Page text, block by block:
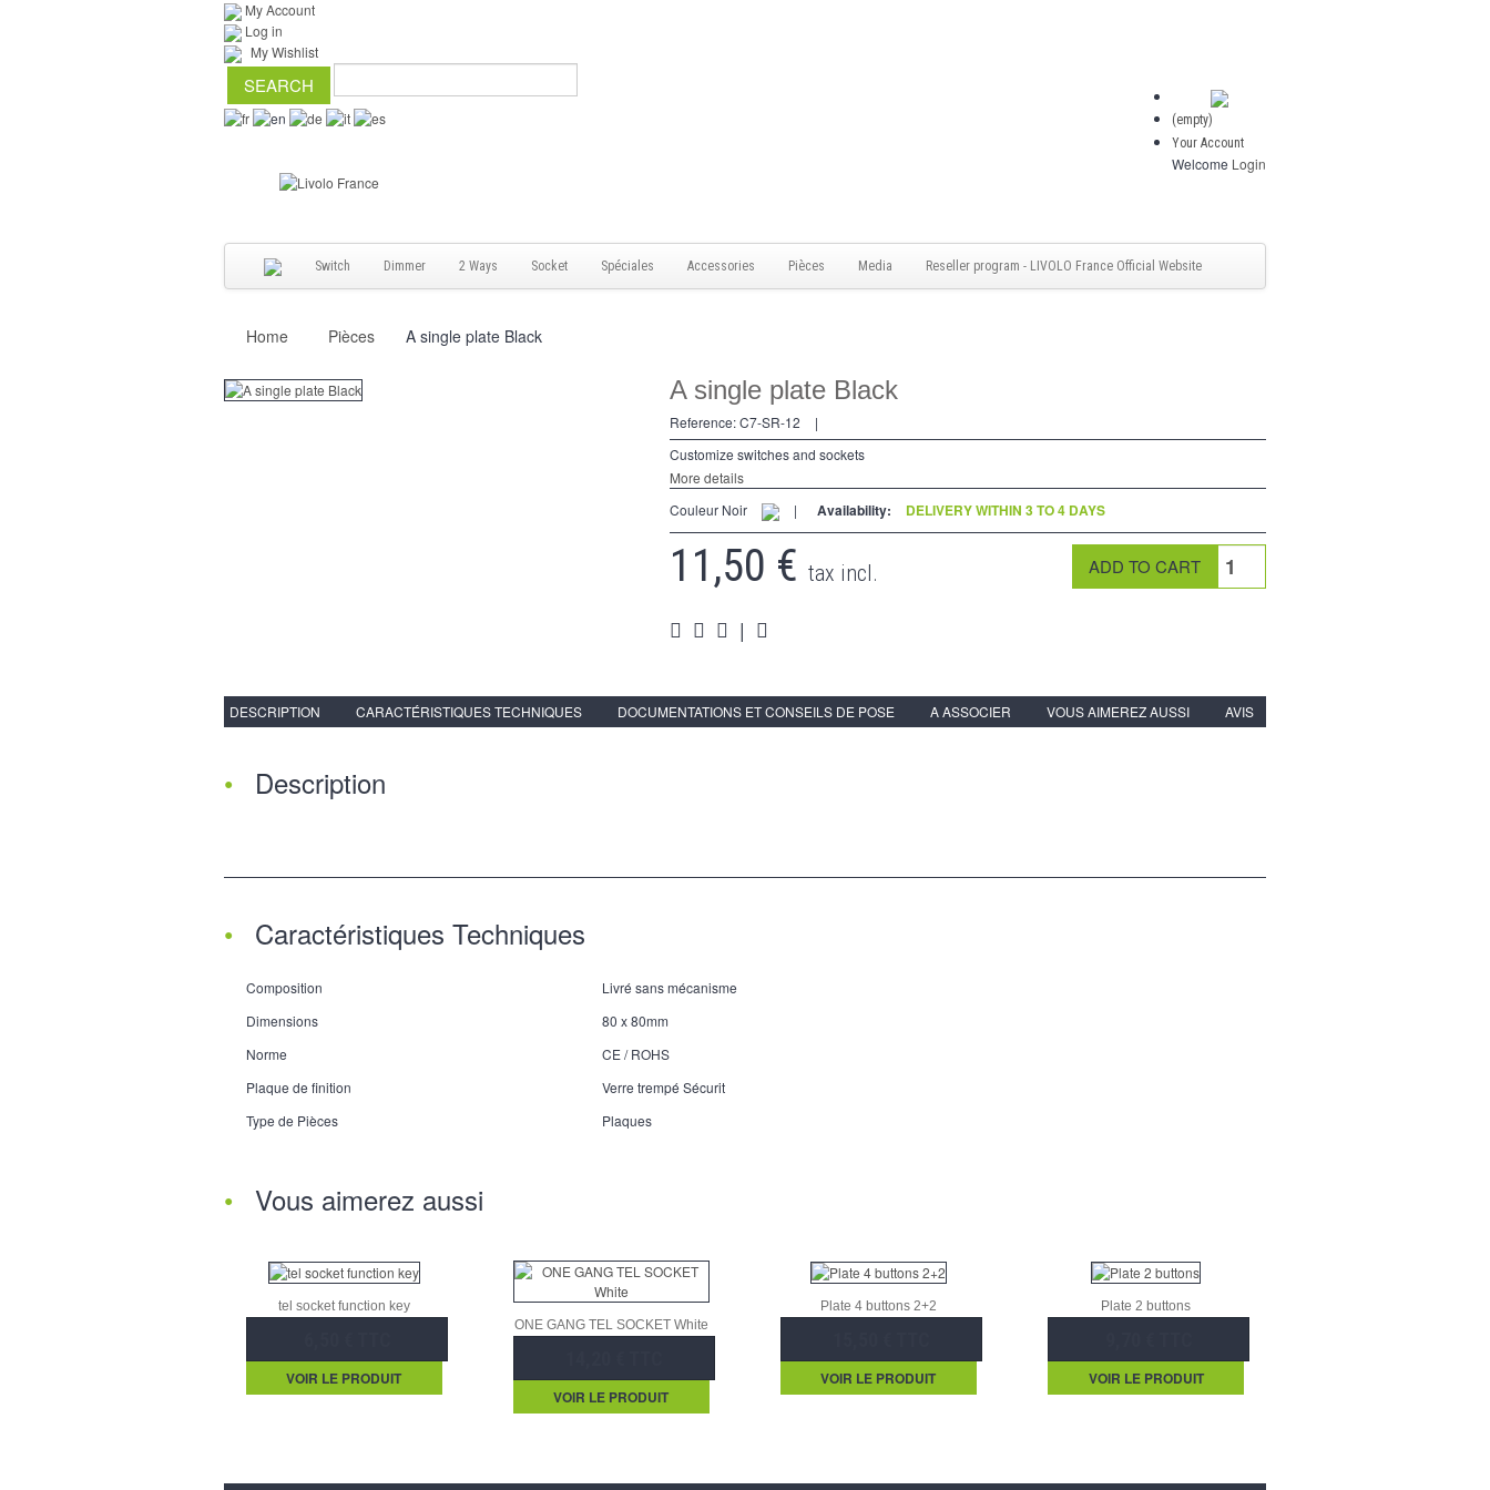
My Account
Log in
My Wishlist
(empty)
Your Account
Welcome Login
Switch Dimmer 2 Ways Socket Spéciales Accessories Pièces Media Reseller program - LIVOLO France Official Website
Home Pièces A single plate Black
A single plate Black
Reference:C7-SR-12
|
Customize switches and sockets
More details
Couleur Noir
| Availability: DELIVERY WITHIN 3 TO 4 DAYS
11,50 € tax incl.
|
DESCRIPTION CARACTÉRISTIQUES TECHNIQUES DOCUMENTATIONS ET CONSEILS DE POSE A ASSOCIER VOUS AIMEREZ AUSSI AVIS
Description
Caractéristiques Techniques
Composition
Livré sans mécanisme
Dimensions
80 x 80mm
Norme
CE / ROHS
Plaque de finition
Verre trempé Sécurit
Type de Pièces
Plaques
Vous aimerez aussi
tel socket function key
VOIR LE PRODUIT
ONE GANG TEL SOCKET White
VOIR LE PRODUIT
Plate 4 buttons 2+2
VOIR LE PRODUIT
Plate 2 buttons
VOIR LE PRODUIT